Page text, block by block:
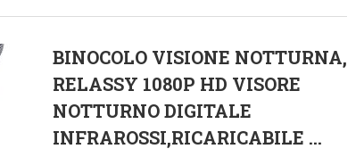
BINOCOLO VISIONE NOTTURNA,
RELASSY 1080P HD VISORE
NOTTURNO DIGITALE
INFRAROSSI,RICARICABILE ...